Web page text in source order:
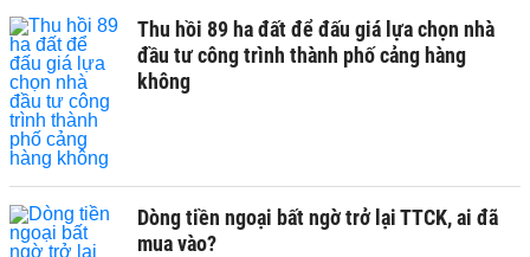
Thu hồi 89 ha đất để đấu giá lựa chọn nhà
đầu tư công trình thành phố cảng hàng
không
Dòng tiền ngoại bất ngờ trở lại TTCK, ai đã
mua vào?